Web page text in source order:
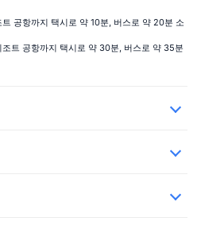
공항까지 택시로 약 10분, 버스로 약 20분 소
트 공항까지 택시로 약 30분, 버스로 약 35분